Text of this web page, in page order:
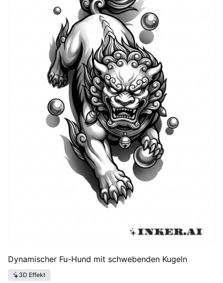
„Wächterlöwe Tattoo-Ideen“ sucht, stößt man auf
vielfältige Interpretationen: vom traditionellen,
symmetrischen Tempelpaar bis zu modernen
Interpretationen, die Elemente wie Wolken,
Perlenkugeln oder stilisierte Wellen integrieren. In den
letzten Jahrzehnten hat sich das Motiv von einer
reinen Repräsentation fernöstlicher Kultur zu einem
globalen Tattoo-Klassiker entwickelt, der sowohl
Respekt vor der Tradition als auch zeitgenössische
Ästhetik zeigt.
Dynamischer Fu-Hund mit schwebenden Kugeln
3D Effekt